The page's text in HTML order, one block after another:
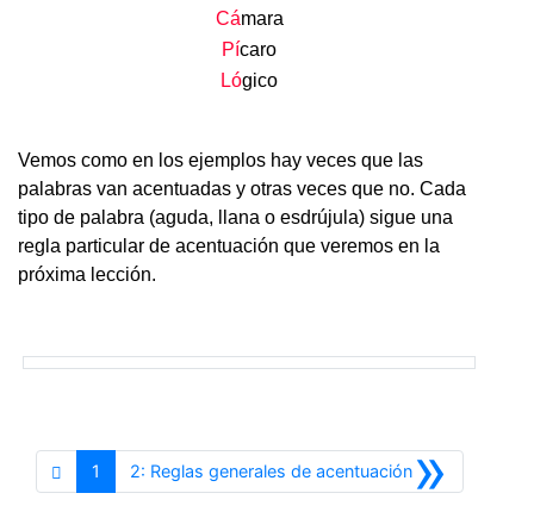
Cámara
Pícaro
Lógico
Vemos como en los ejemplos hay veces que las
palabras van acentuadas y otras veces que no. Cada
tipo de palabra (aguda, llana o esdrújula) sigue una
regla particular de acentuación que veremos en la
próxima lección.
1 »
2: Reglas generales de acentuaciónSiguiente